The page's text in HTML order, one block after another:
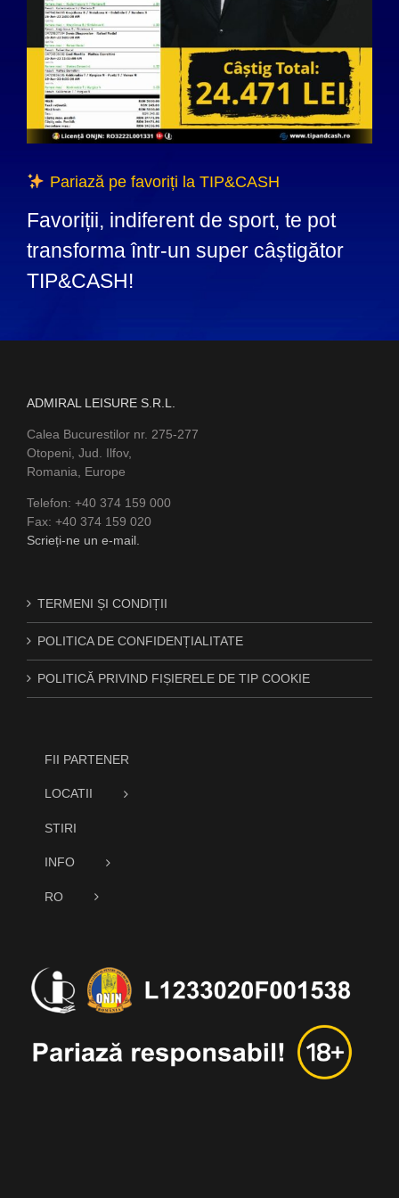
Pariază pe favoriți la TIP&CASH
Favoriții, indiferent de sport, te pot
transforma într-un super câștigător
TIP&CASH!
ADMIRAL LEISURE S.R.L.
Calea Bucurestilor nr. 275-277
Otopeni, Jud. Ilfov,
Romania, Europe
Telefon: +40 374 159 000
Fax: +40 374 159 020
Scrieți-ne un e-mail.
TERMENI ȘI CONDIȚII
POLITICA DE CONFIDENȚIALITATE
POLITICĂ PRIVIND FIȘIERELE DE TIP COOKIE
FII PARTENER
LOCATII
STIRI
INFO
RO